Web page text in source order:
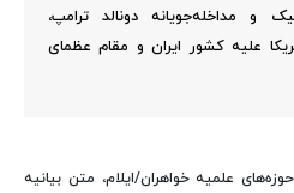
و مداخله‌جویانه دونالد ترامپ،
علیه کشور ایران و مقام عظمای
علمیه خواهران/ایلام، متن بیانیه